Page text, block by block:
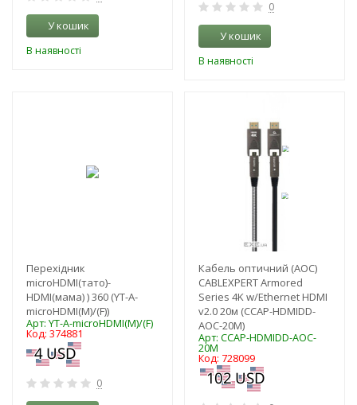
У кошик
В наявності
0
У кошик
В наявності
Перехідник
microHDMI(тато)-
HDMI(мама) ) 360 (YT-A-
microHDMI(M)/(F))
Арт: YT-A-microHDMI(M)/(F)
Код: 374881
0
Кабель оптичний (AOC)
CABLEXPERT Armored
Series 4K w/Ethernet HDMI
v2.0 20м (CCAP-HDMIDD-
AOC-20M)
Арт: CCAP-HDMIDD-AOC-
20M
Код: 728099